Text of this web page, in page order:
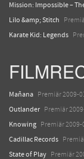
Mission: Impossible –
Lilo &amp; Stitch
Karate Kid: Legends
Mañana Premiär 2009-
Outlander Premiär
Knowing Premiär 2009-
Cadillac Records
State of Play Premiär